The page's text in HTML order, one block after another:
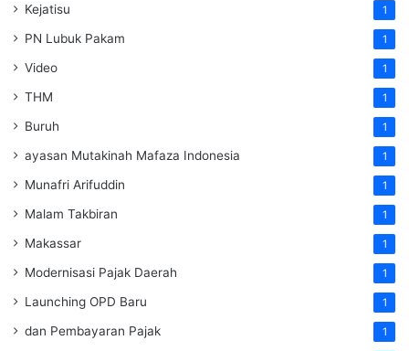
Kejatisu 1
PN Lubuk Pakam 1
Video 1
THM 1
Buruh 1
ayasan Mutakinah Mafaza Indonesia 1
Munafri Arifuddin 1
Malam Takbiran 1
Makassar 1
Modernisasi Pajak Daerah 1
Launching OPD Baru 1
dan Pembayaran Pajak 1